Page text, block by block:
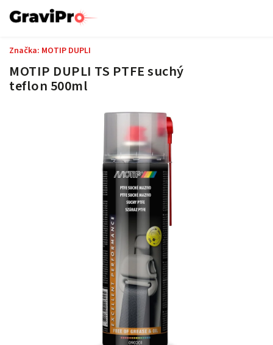
MOTIP DUPLI TS PTFE suchý
teflon 500ml
Značka: MOTIP DUPLI